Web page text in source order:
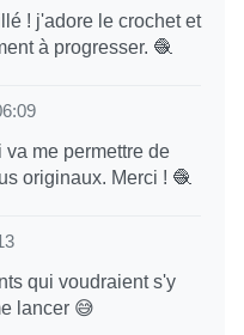
! j'adore le crochet et
à progresser. 🧶
me permettre de
originaux. Merci ! 🧶
qui voudraient s'y
lancer 😅